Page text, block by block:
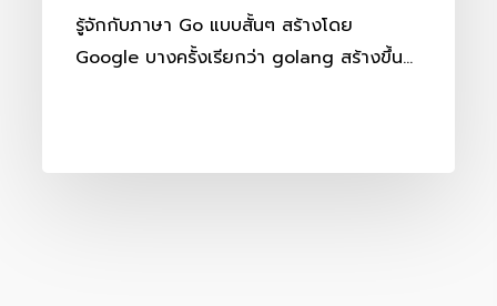
รู้จักกับภาษา Go แบบสั้นๆ สร้างโดย
Google บางครั้งเรียกว่า golang สร้างขึ้น…